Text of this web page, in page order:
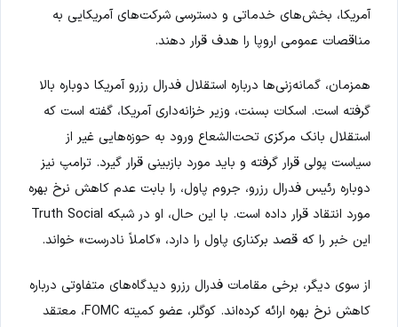
آمریکا، بخش‌های خدماتی و دسترسی شرکت‌های آمریکایی به
مناقصات عمومی اروپا را هدف قرار دهند.
همزمان، گمانه‌زنی‌ها درباره استقلال فدرال رزرو آمریکا دوباره بالا
گرفته است. اسکات بسنت، وزیر خزانه‌داری آمریکا، گفته است که
استقلال بانک مرکزی تحت‌الشعاع ورود به حوزه‌هایی غیر از
سیاست پولی قرار گرفته و باید مورد بازبینی قرار گیرد. ترامپ نیز
دوباره رئیس فدرال رزرو، جروم پاول، را بابت عدم کاهش نرخ بهره
مورد انتقاد قرار داده است. با این حال، او در شبکه Truth Social
این خبر را که قصد برکناری پاول را دارد، «کاملاً نادرست» خواند.
از سوی دیگر، برخی مقامات فدرال رزرو دیدگاه‌های متفاوتی درباره
کاهش نرخ بهره ارائه کرده‌اند. کوگلر، عضو کمیته FOMC، معتقد